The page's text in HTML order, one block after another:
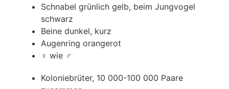
Schnabel grünlich gelb, beim Jungvogel
schwarz
Beine dunkel, kurz
Augenring orangerot
♀ wie ♂
Koloniebrüter, 10 000-100 000 Paare